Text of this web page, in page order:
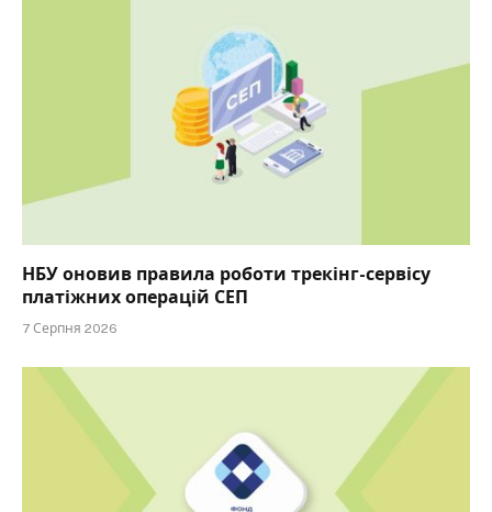
НБУ оновив правила роботи трекінг-сервісу
платіжних операцій СЕП
7 Серпня 2026